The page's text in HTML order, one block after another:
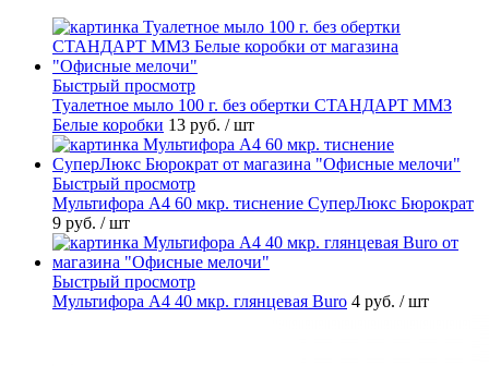
Быстрый просмотр
Туалетное мыло 100 г. без обертки СТАНДАРТ ММЗ
Белые коробки 13 руб. / шт
Быстрый просмотр
Мультифора А4 60 мкр. тиснение СуперЛюкс Бюрократ
9 руб. / шт
Быстрый просмотр
Мультифора А4 40 мкр. глянцевая Buro 4 руб. / шт